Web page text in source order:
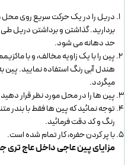
دریل را در یک حرکت سریع روی محل
بردارید. گذاشتن و برداشتن دریل
حد دهانه می شود.
هندل آبی رنگ استفاده نمایید.
میگردد.
پین ها را در محل مورد نظر قرار
توجه نمائید که پین ها فقط با بندر
رنگ و کد دقت فرمائید.
با پر کردن حفره، کار تمام شده است.
مزایای پین عاجی داخل عاج تری